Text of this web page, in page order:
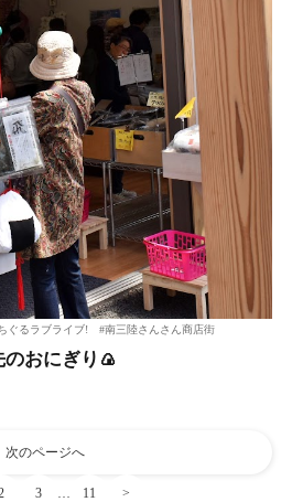
ぐるラブライブ! #南三陸さんさん商店街
おにぎり🍙
次のページへ
3 11 >